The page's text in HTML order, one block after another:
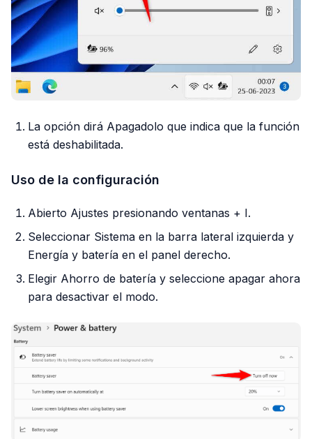
La opción dirá Apagadolo que indica que la función
está deshabilitada.
Uso de la configuración
Abierto Ajustes presionando ventanas + I.
Seleccionar Sistema en la barra lateral izquierda y
Energía y batería en el panel derecho.
Elegir Ahorro de batería y seleccione apagar ahora
para desactivar el modo.